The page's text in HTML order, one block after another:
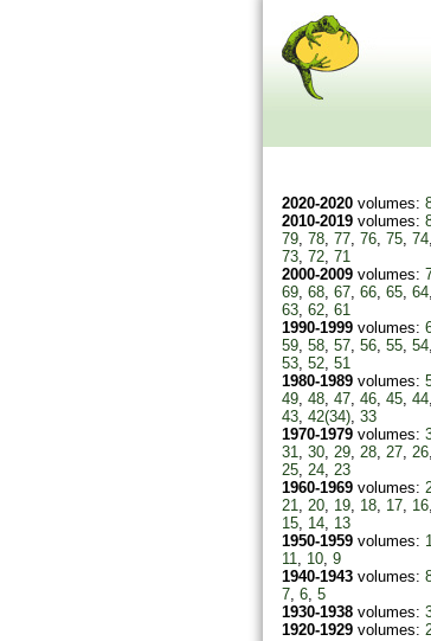
2020-2020volumes:
2010-2019volumes:
79, 78, 77, 76, 75, 74,
73, 72, 71
2000-2009volumes:
69, 68, 67, 66, 65, 64,
63, 62, 61
1990-1999volumes:
59, 58, 57, 56, 55, 54,
53, 52, 51
1980-1989volumes:
49, 48, 47, 46, 45, 44,
43, 42(34), 33
1970-1979volumes:
31, 30, 29, 28, 27, 26,
25, 24, 23
1960-1969volumes:
21, 20, 19, 18, 17, 16,
15, 14, 13
1950-1959volumes:
11, 10, 9
1940-1943volumes:
7, 6, 5
1930-1938volumes:
1920-1929volumes: